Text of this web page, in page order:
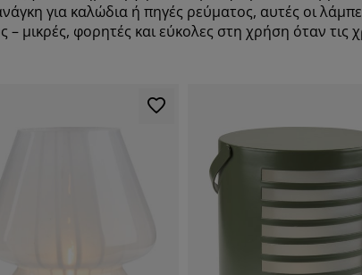
για καλώδια ή πηγές ρεύματος, αυτές οι
μικρές, φορητές και εύκολες στη χρήση όταν τις